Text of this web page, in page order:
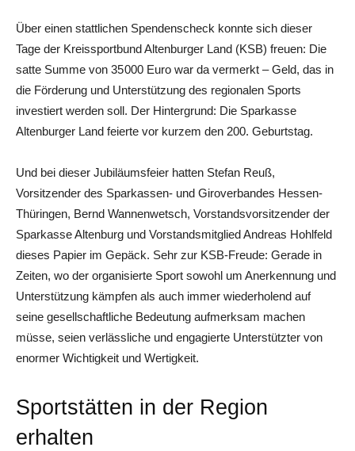
Über einen stattlichen Spendenscheck konnte sich dieser
Tage der Kreissportbund Altenburger Land (KSB) freuen: Die
satte Summe von 35 000 Euro war da vermerkt – Geld, das in
die Förderung und Unterstützung des regionalen Sports
investiert werden soll. Der Hintergrund: Die Sparkasse
Altenburger Land feierte vor kurzem den 200. Geburtstag.
Und bei dieser Jubiläumsfeier hatten Stefan Reuß,
Vorsitzender des Sparkassen- und Giroverbandes Hessen-
Thüringen, Bernd Wannenwetsch, Vorstandsvorsitzender der
Sparkasse Altenburg und Vorstandsmitglied Andreas Hohlfeld
dieses Papier im Gepäck. Sehr zur KSB-Freude: Gerade in
Zeiten, wo der organisierte Sport sowohl um Anerkennung und
Unterstützung kämpfen als auch immer wiederholend auf
seine gesellschaftliche Bedeutung aufmerksam machen
müsse, seien verlässliche und engagierte Unterstützter von
enormer Wichtigkeit und Wertigkeit.
Sportstätten in der Region
erhalten